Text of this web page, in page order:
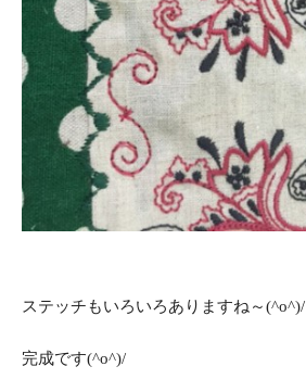
ステッチもいろいろありますね～(^o^)/
完成です(^o^)/